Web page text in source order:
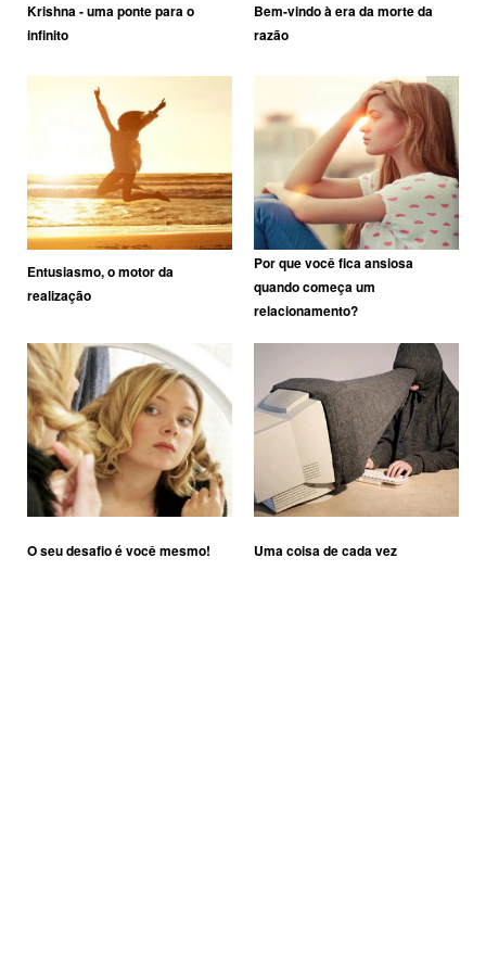
Krishna - uma ponte para o
infinito
Bem-vindo à era da morte da
razão
Entusiasmo, o motor da
realização
Por que você fica ansiosa
quando começa um
relacionamento?
O seu desafio é você mesmo! Uma coisa de cada vez